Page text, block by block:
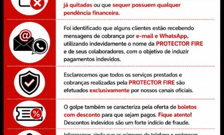
Esguichos
para
Canhão
Monitor
A Protector
Fire trabalha
com uma
linha
completa de
Esguichos
para Canhão
Câmaras
de
Espuma
As Câmaras
de Espuma
tem a função
de combater
incêndios
em tanques
de
armazenagem
Carreta
de
Espuma
A Carreta de
Espuma é
um
equipamento
portátil muito
indicado
para áreas
onde há a
LGE -
Líquido
Gerador
de
Espuma
gerador de
espuma
(LGE) é
eficaz no
combate a
incêndio de